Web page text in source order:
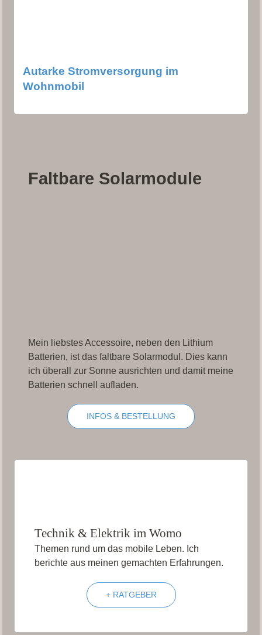
Autarke Stromversorgung im
Wohnmobil
Faltbare Solarmodule
Mein liebstes Accessoire, neben den Lithium
Batterien, ist das faltbare Solarmodul. Dies kann
ich überall zur Sonne ausrichten und damit meine
Batterien schnell aufladen.
INFOS & BESTELLUNG
Technik & Elektrik im Womo
Themen rund um das mobile Leben. Ich
berichte aus meinen gemachten Erfahrungen.
+ RATGEBER